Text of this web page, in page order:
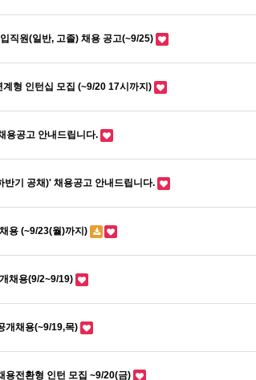
직원(일반, 고졸) 채용 공고(~9/25)
형 인턴십 모집 (~9/20 17시까지)
용공고 안내드립니다.
기 공채)' 채용공고 안내드립니다.
용 (~9/23(월)까지)
채용(9/2~9/19)
개채용(~9/19,목)
용전환형 인턴 모집 ~9/20(금)